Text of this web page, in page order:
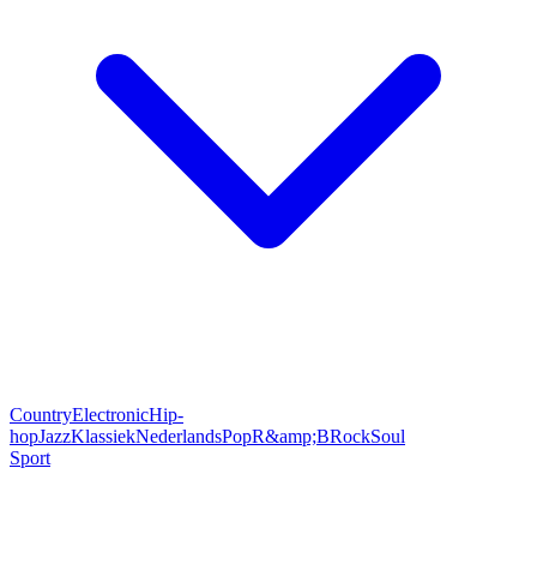
CountryElectronicHip-
hopJazzKlassiekNederlandsPopR&amp;BRockSoul
Sport